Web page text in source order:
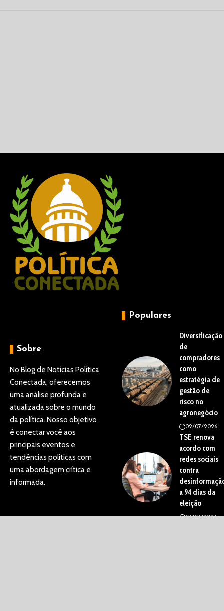
Sobre
No Blog de Notícias Política
Conectada, oferecemos
uma análise profunda e
atualizada sobre o mundo
da política. Nosso objetivo
é conectar você aos
principais eventos e
tendências políticas com
uma abordagem crítica e
informada.
Populares
Diversificação
de
compradores
como
estratégia de
gestão de
risco no
agronegócio
02/07/2026
TSE renova
acordo com
redes sociais
contra
a 94 dias da
eleição
03/07/2026